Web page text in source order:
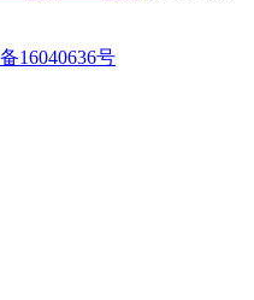
16040636号